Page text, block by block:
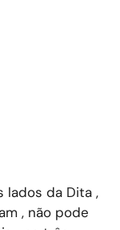
lados da Dita ,
, não pode